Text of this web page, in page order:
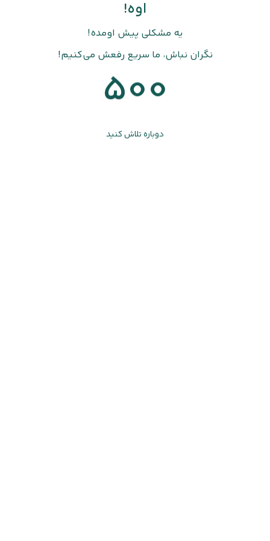
اوه!
یه مشکلی پیش اومده!
نگران نباش، ما سریع رفعش می‌کنیم!
500
دوباره تلاش کنید